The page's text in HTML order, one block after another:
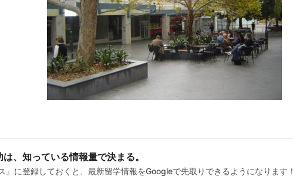
、知っている情報量で決まる。
』に登録しておくと、最新留学情報をGoogleで先取りできるようになります！